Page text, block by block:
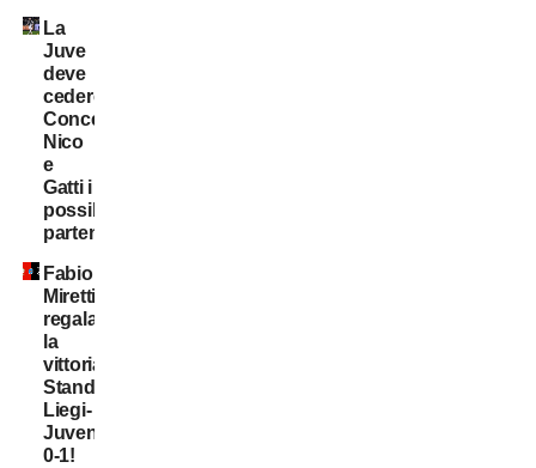
La
Juve
deve
cedere:
Conceição,
Nico
e
Gatti i
possibili
partenti
Fabio
Miretti
regala
la
vittoria,
Standard
Liegi-
Juventus
0-1!